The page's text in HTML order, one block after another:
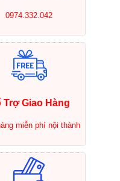
0974.332.042
Trợ Giao Hàng
miễn phí nội thành